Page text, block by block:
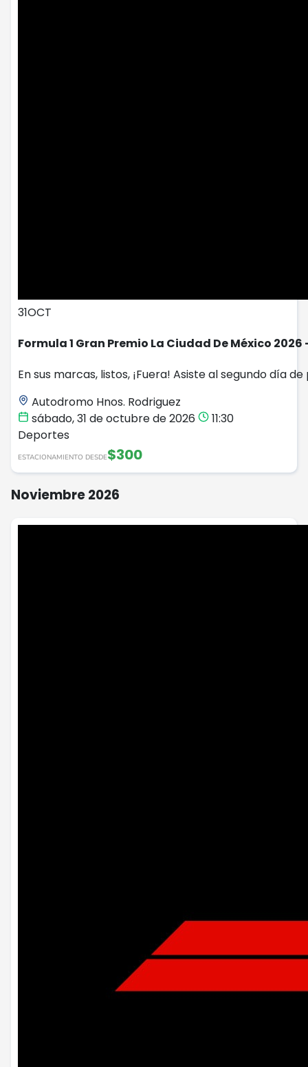
31OCT
Formula 1 Gran Premio La Ciudad De México 2026
En sus marcas, listos, ¡Fuera! Asiste al segundo día
Autodromo Hnos. Rodriguez
sábado, 31 de octubre de 2026
11:30
Deportes
ESTACIONAMIENTO DESDE$300
Noviembre 2026